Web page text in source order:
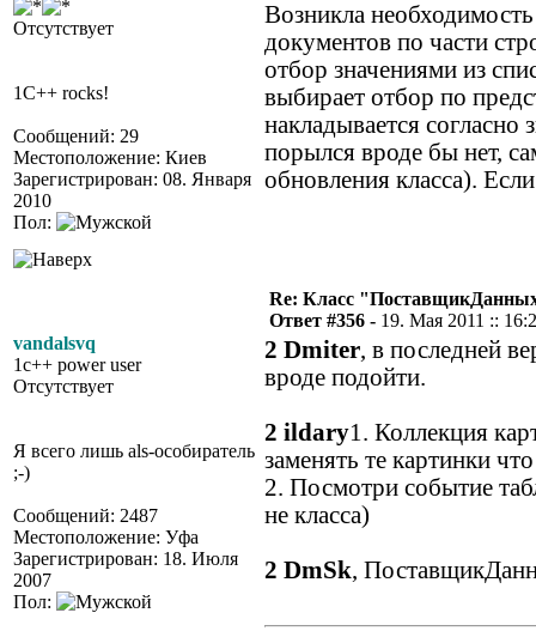
Отсутствует
1C++ rocks!
Сообщений: 29
Местоположение: Киев
Зарегистрирован: 08. Января
2010
Пол:
Возникла
документов по части
отбор значениями из
выбирает отбор по
накладывается согласно
порылся вроде бы нет,
обновления класса).
vandalsvq
1c++ power user
Отсутствует
Я всего лишь als-особиратель
;-)
Сообщений: 2487
Местоположение: Уфа
Зарегистрирован: 18. Июля
2007
Пол:
Re: Класс
Ответ #356 - 19. Мая 2011 ::
2 Dmiter, в последней
вроде подойти.
2 ildary1. Коллекция
заменять те картинки
2. Посмотри событие
не класса)
2 DmSk,